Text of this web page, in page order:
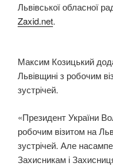
Львівської обласної
Zaxid.net.
Максим Козицький
Львівщині з робочим
зустрічей.
«Президент України
робочим візитом на
зустрічей. Але
Захисникам і